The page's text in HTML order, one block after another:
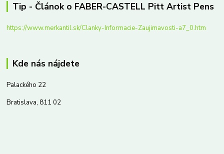
Tip - Článok o FABER-CASTELL Pitt Artist Pens
https://www.merkantil.sk/Clanky-Informacie-Zaujimavosti-a7_0.htm
Kde nás nájdete
Palackého 22
Bratislava, 811 02